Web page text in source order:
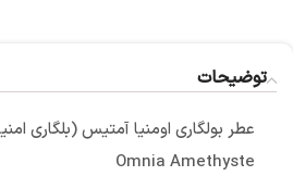
توضیحات
Omnia Amethyste